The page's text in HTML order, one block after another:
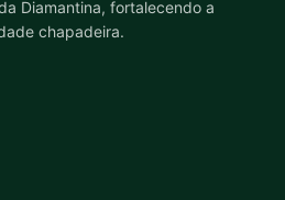
Diamantina, fortalecendo a
chapadeira.